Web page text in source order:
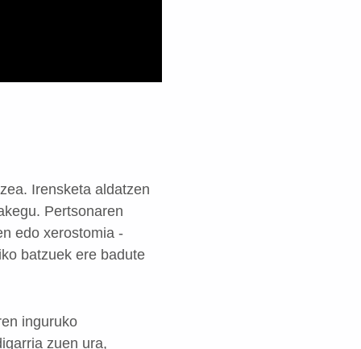
Irensketa aldatzen
Pertsonaren
edo xerostomia -
batzuek ere badute
inguruko
zuen ura,